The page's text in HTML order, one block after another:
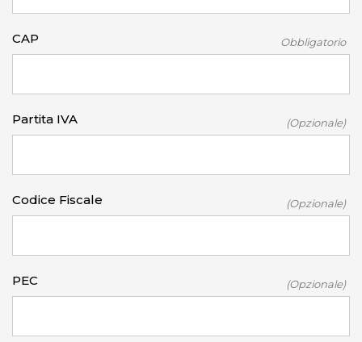
CAP Obbligatorio
Partita IVA (Opzionale)
Codice Fiscale (Opzionale)
PEC (Opzionale)